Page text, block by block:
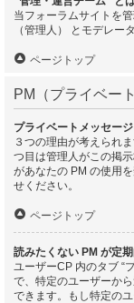
当フォーラムサイトを
（管理人） とモデレー
ページトップ
PM（プライベー
プライベートメッセー
３つの理由が考えられ
つ目は管理人がこの掲
があなたの PM の使用
せください。
ページトップ
読みたくない PM が定
ユーザーCP 内のタブ “
で、特定のユーザーか
できます。もし特定の